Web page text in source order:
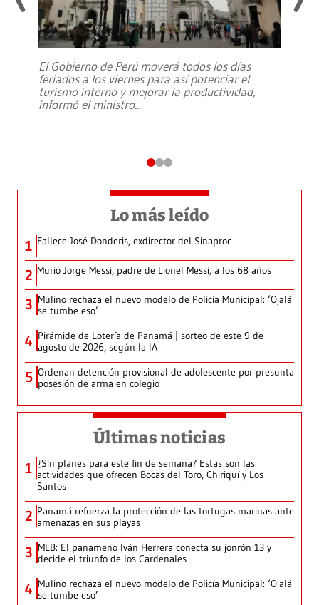
El Gobierno de Perú moverá todos los días
feriados a los viernes para así potenciar el
turismo interno y mejorar la productividad,
informó el ministro...
Lo más leído
1 Fallece José Donderis, exdirector del Sinaproc
2 Murió Jorge Messi, padre de Lionel Messi, a los 68 años
3 Mulino rechaza el nuevo modelo de Policía Municipal: ‘Ojalá
se tumbe eso’
4 Pirámide de Lotería de Panamá | sorteo de este 9 de
agosto de 2026, según la IA
5 Ordenan detención provisional de adolescente por presunta
posesión de arma en colegio
Últimas noticias
1 ¿Sin planes para este fin de semana? Estas son las
actividades que ofrecen Bocas del Toro, Chiriquí y Los
Santos
2 Panamá refuerza la protección de las tortugas marinas ante
amenazas en sus playas
3 MLB: El panameño Iván Herrera conecta su jonrón 13 y
decide el triunfo de los Cardenales
4 Mulino rechaza el nuevo modelo de Policía Municipal: ‘Ojalá
se tumbe eso’